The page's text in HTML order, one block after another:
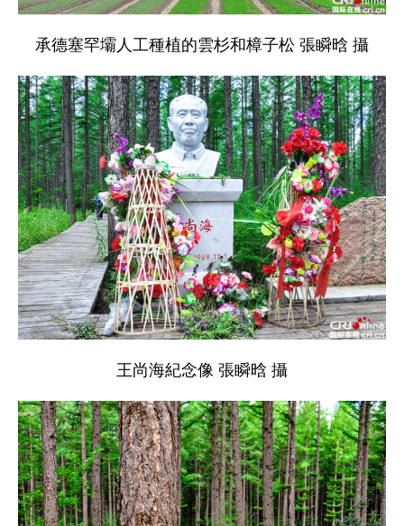
承德塞罕壩人工種植的雲杉和樟子松 張瞬晗 攝
王尚海紀念像 張瞬晗 攝